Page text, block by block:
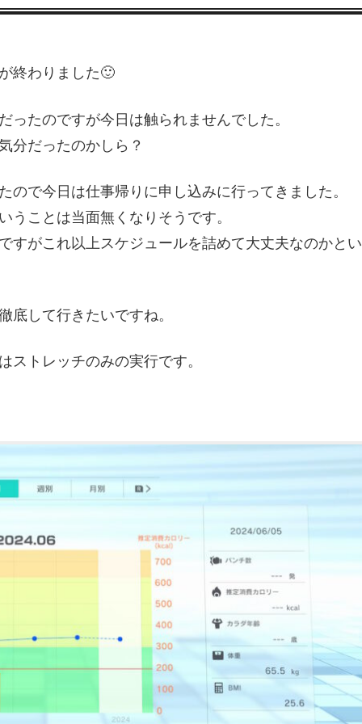
終わりました🙂
たのですが今日は触られませんでした。
分だったのかしら？
ので今日は仕事帰りに申し込みに行ってきました。
うことは当面無くなりそうです。
すがこれ以上スケジュールを詰めて大丈夫なのかとい
底して行きたいですね。
ストレッチのみの実行です。